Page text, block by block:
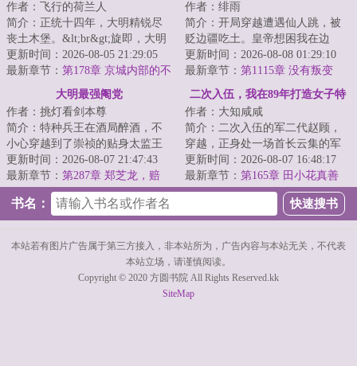
作者：飞行的荷兰人
简介：正统十四年，大明精锐尽
丧土木堡。&lt;br&gt;旋即，大明
皇帝朱祁镇被瓦剌俘虏&lt;br&gt;
叩关叫门，...
更新时间：2026-08-05 21:29:05
最新章节： 第178章 京城内部的不
作者：绯雨
简介：开局穿越遭遇仙人跳，被
贬边疆吃土。皇帝想困我在边
城？朝臣想看我笑话？却不知我
手握现代知识，开...
更新时间：2026-08-08 01:29:10
最新章节： 第1115章 没有叛变
大明最强阉党
作者：挑灯看剑本尊
简介：特种兵王在酒局醉酒，不
小心穿越到了崇祯的贴身太监王
承恩的身上。别人穿越要么是黄
袍加身，君临天...
更新时间：2026-08-07 21:47:43
最新章节： 第287章 郑芝龙，赔
二次入伍，我在89年打造女子特
种部队
作者：大知咸咸
简介：二次入伍的军二代赵顾，
穿越，正身处一场首长云集的军
事会议上。&lt;br/&gt;“即日全国
全军大筛选...
更新时间：2026-08-07 16:48:17
最新章节： 第165章 田小花真善
美！拯救新人菜鸟？
书名：
本站若有图片广告属于第三方接入，非本站所为，广告内容与本站无关，不代表
本站立场，请谨慎阅读。
Copyright © 2020 方圆书院 All Rights Reserved.kk
SiteMap